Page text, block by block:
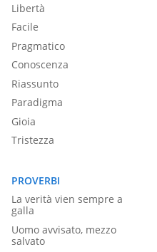
Libertà
Facile
Pragmatico
Conoscenza
Riassunto
Paradigma
Gioia
Tristezza
PROVERBI
La verità vien sempre a
galla
Uomo avvisato, mezzo
salvato